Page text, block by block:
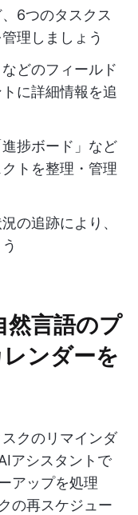
6つのタスクス
理しましょう
どのフィールド
に詳細情報を追
進捗ボード」など
トを整理・管理
の追跡により、
言語のプ
ンダーを
クのリマインダ
アシスタントで
アップを処理
の再スケジュー